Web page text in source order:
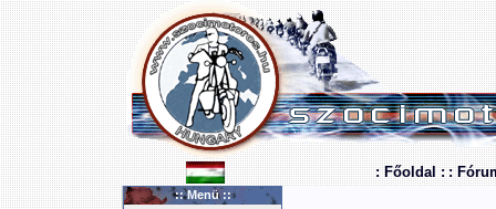
: Főoldal : :
:: Menü ::